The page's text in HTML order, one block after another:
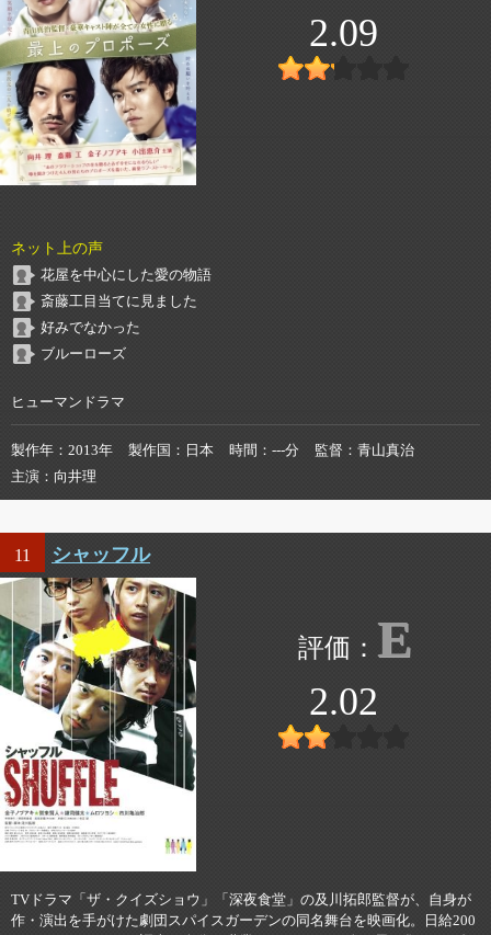
2.09
ネット上の声
花屋を中心にした愛の物語
斎藤工目当てに見ました
好みでなかった
ブルーローズ
ヒューマンドラマ
製作年 2013年 製作国 日本 時間 ---分 監督
青山真治
主演
向井理
11 シャッフル
E
2.02
TVドラマ「ザ・クイズショウ」「深夜食堂」の及川拓郎監督が、自身が
作・演出を手がけた劇団スパイスガーデンの同名舞台を映画化。日給200